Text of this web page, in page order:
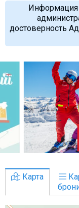
Информация
достоверность
Карта